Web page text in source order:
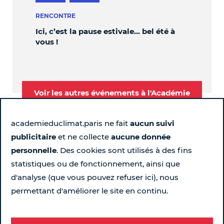
academieduclimat.paris ne fait aucun suivi
publicitaire et ne collecte aucune donnée
personnelle. Des cookies sont utilisés à des fins
statistiques ou de fonctionnement, ainsi que
d'analyse (que vous pouvez refuser ici), nous
permettant d'améliorer le site en continu.
RENCONTRE
Ici, c’est la pause estivale… bel été à
vous !
Voir les autres événements à l'Académie
Suivez-nous
Page Instagram de l'Académie du Climat - Nouvelle
Page LinkedIn de l'Académie du Climat - Nouvelle
Page Facebook de l'Académie du Climat -
Chaîne YouTube de l'Académie du
Pour ne rien rater chaque semaine...